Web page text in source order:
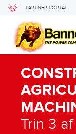
PARTNER PORTAL
Trin 3